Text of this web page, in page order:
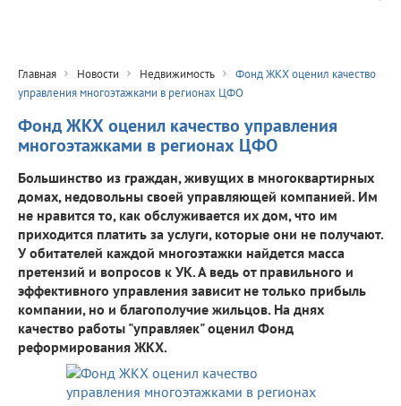
Главная Новости Недвижимость
Фонд ЖКХ оценил качество
управления многоэтажками в регионах ЦФО
Фонд ЖКХ оценил качество управления
многоэтажками в регионах ЦФО
Большинство из граждан, живущих в многоквартирных
домах, недовольны своей управляющей компанией. Им
не нравится то, как обслуживается их дом, что им
приходится платить за услуги, которые они не получают.
У обитателей каждой многоэтажки найдется масса
претензий и вопросов к УК. А ведь от правильного и
эффективного управления зависит не только прибыль
компании, но и благополучие жильцов. На днях
качество работы "управляек" оценил Фонд
реформирования ЖКХ.